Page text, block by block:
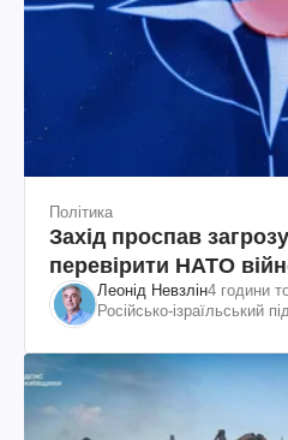
Політика
Захід проспав
перевірити НАТО
Леонід Невзлін4 години
Російсько-ізраїльський